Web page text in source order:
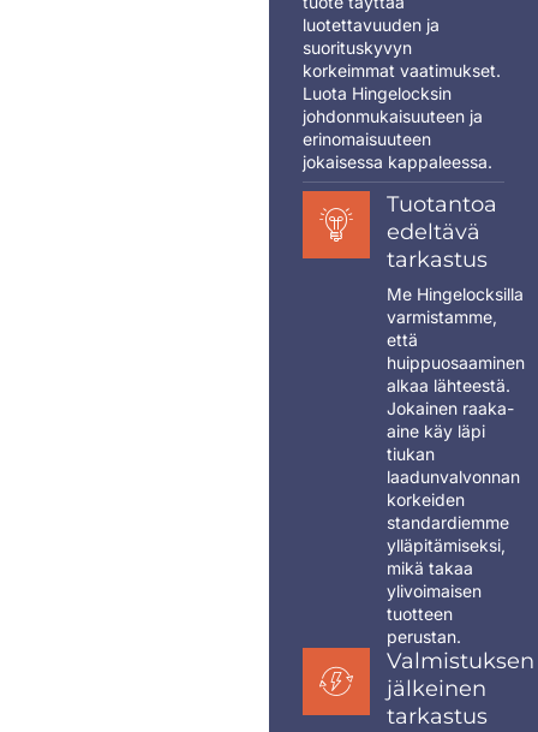
luotettavuuden ja
suorituskyvyn
korkeimmat vaatimukset.
Luota Hingelocksin
johdonmukaisuuteen ja
erinomaisuuteen
jokaisessa kappaleessa.
Tuotantoa
edeltävä
tarkastus
Me Hingelocksilla
varmistamme,
että
huippuosaaminen
alkaa lähteestä.
Jokainen raaka-
aine käy läpi
tiukan
laadunvalvonnan
korkeiden
standardiemme
ylläpitämiseksi,
mikä takaa
ylivoimaisen
tuotteen
perustan.
Valmistuksen
jälkeinen
tarkastus